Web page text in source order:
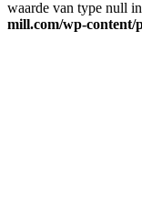
waarde van type null in
mill.com/wp-